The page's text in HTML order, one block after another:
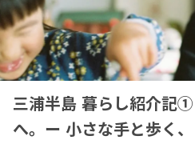
三浦半島 暮らし紹介記
へ。ー 小さな手と歩く